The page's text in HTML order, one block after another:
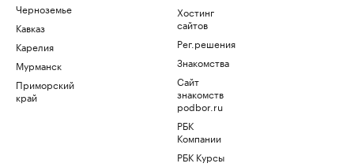
Черноземье
Кавказ
Карелия
Мурманск
Приморский
край
Хостинг
сайтов
Рег.решения
Знакомства
Сайт
знакомств
podbor.ru
РБК
Компании
РБК Курсы